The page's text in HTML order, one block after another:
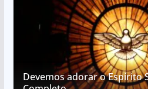
Devemos adorar o Espírito